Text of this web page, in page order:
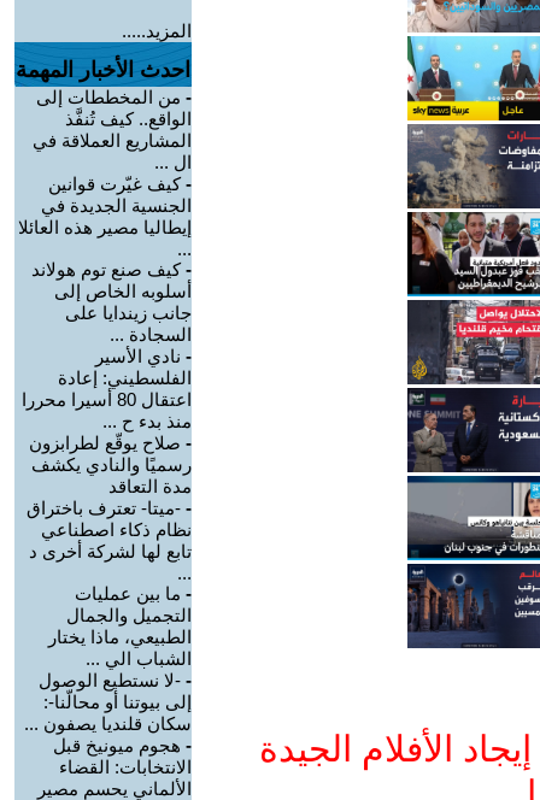
الأفلام الجيدة
المزيد.....
احدث الأخبار المهمة
- من المخططات إلى
الواقع.. كيف تُنفَّذ
المشاريع العملاقة في
ال ...
-كيف غيّرت قوانين
الجنسية الجديدة في
إيطاليا مصير هذه العائلا
...
-كيف صنع توم هولاند
أسلوبه الخاص إلى
جانب زيندايا على
السجادة ...
- نادي الأسير
الفلسطيني: إعادة
اعتقال 80 أسيرا محررا
منذ بدء ح ...
- صلاح يوقّع لطرابزون
رسميًا والنادي يكشف
مدة التعاقد
- -ميتا- تعترف باختراق
نظام ذكاء اصطناعي
تابع لها لشركة أخرى د
...
- ما بين عمليات
التجميل والجمال
الطبيعي، ماذا يختار
الشباب الي ...
- -لا نستطيع الوصول
إلى بيوتنا أو محالّنا-:
سكان قلنديا يصفون ...
- هجوم ميونيخ قبل
الانتخابات: القضاء
الألماني يحسم مصير